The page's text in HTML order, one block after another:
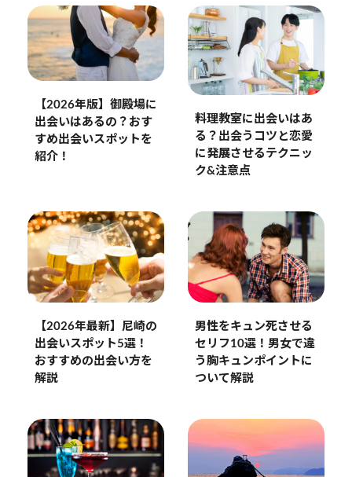
【2026年版】御殿場に
出会いはあるの？おす
すめ出会いスポットを
紹介！
料理教室に出会いはあ
る？出会うコツと恋愛
に発展させるテクニッ
ク&注意点
【2026年最新】尼崎の
出会いスポット5選！
おすすめの出会い方を
解説
男性をキュン死させる
セリフ10選！男女で違
う胸キュンポイントに
ついて解説